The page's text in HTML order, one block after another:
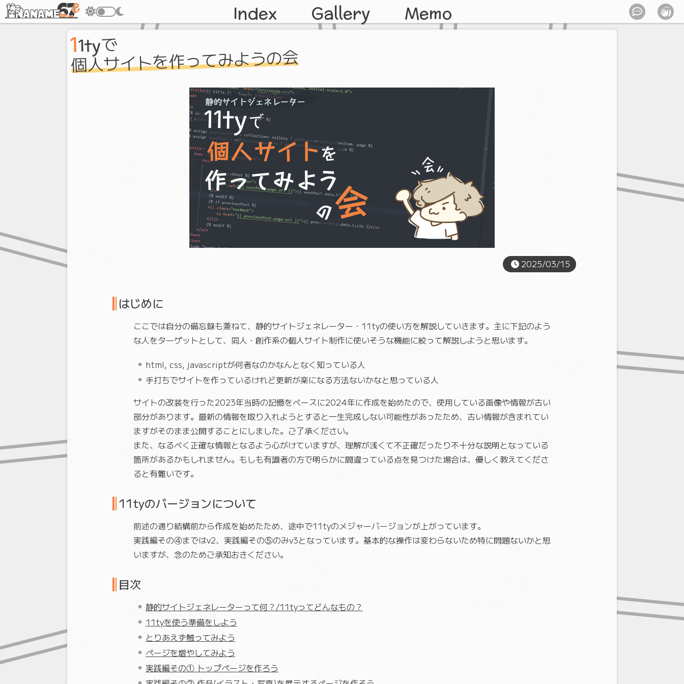
Index Gallery Memo
11tyで
個人サイトを作ってみようの会
2025/03/15
はじめに
ここでは自分の備忘録も兼ねて、静的サイトジェネレーター・11tyの使い方を解説していきます。主に下記のよう
な人をターゲットとして、同人・創作系の個人サイト制作に使いそうな機能に絞って解説しようと思います。
html, css, javascriptが何者なのかなんとなく知っている人
手打ちでサイトを作っているけれど更新が楽になる方法ないかなと思っている人
サイトの改装を行った2023年当時の記憶をベースに2024年に作成を始めたので、使用している画像や情報が古い
部分があります。最新の情報を取り入れようとすると一生完成しない可能性があったため、古い情報が含まれてい
ますがそのまま公開することにしました。ご了承ください。
また、なるべく正確な情報となるよう心がけていますが、理解が浅くて不正確だったり不十分な説明となっている
箇所があるかもしれません。もしも有識者の方で明らかに間違っている点を見つけた場合は、優しく教えてくださ
ると有難いです。
11tyのバージョンについて
前述の通り結構前から作成を始めたため、途中で11tyのメジャーバージョンが上がっています。
実践編その④まではv2、実践編その⑤のみv3となっています。基本的な操作は変わらないため特に問題ないかと思
いますが、念のためご承知おきください。
目次
静的サイトジェネレーターって何？/11tyってどんなもの？
11tyを使う準備をしよう
とりあえず触ってみよう
ページを増やしてみよう
実践編その① トップページを作ろう